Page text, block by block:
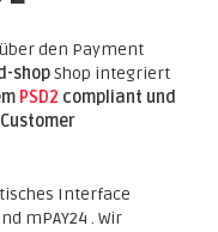
den Payment
shopShop integriert
PSD2 compliant und
Interface
mPAY24 . Wir